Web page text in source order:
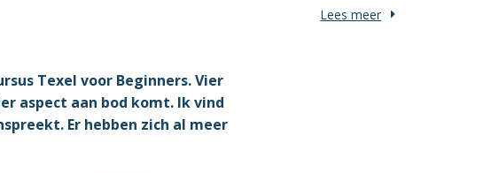
Texel voor Beginners. Vier
aspect aan bod komt. Ik vind
Er hebben zich al meer
Lees meer